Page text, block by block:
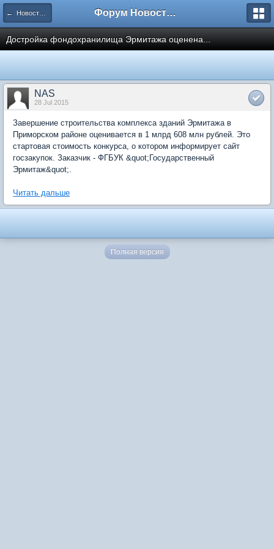
← Новости рынка недвижимости Форум Новостройки
Достройка фондохранилища Эрмитажа оценена...
NAS
28 Jul 2015
Завершение строительства комплекса зданий Эрмитажа в
Приморском районе оценивается в 1 млрд 608 млн рублей. Это
стартовая стоимость конкурса, о котором информирует сайт
госзакупок. Заказчик - ФГБУК &quot;Государственный
Эрмитаж&quot;.
Читать дальше
Полная версия